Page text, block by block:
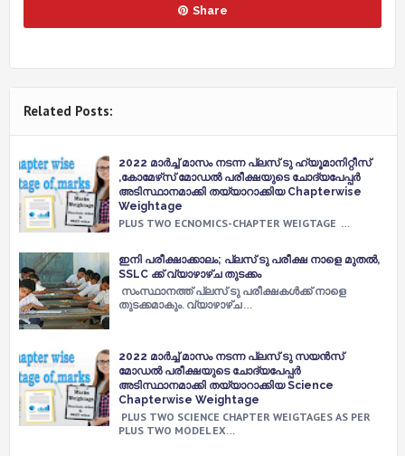
Share
Related Posts:
2022 മാർച്ച് മാസം നടന്ന പ്ലസ് ടു ഹ്യൂമാനിറ്റീസ്
,കോമേഴ്‌സ് മോഡൽ പരീക്ഷയുടെ ചോദ്യപേപ്പർ
അടിസ്ഥാനമാക്കി തയ്യാറാക്കിയ Chapterwise
Weightage
PLUS TWO ECNOMICS-CHAPTER WEIGTAGE …
ഇനി പരീക്ഷാക്കാലം; പ്ലസ് ടു പരീക്ഷ നാളെ മുതല്‍,
SSLC ക്ക് വ്യാഴാഴ്ച തുടക്കം
സംസ്ഥാനത്ത് പ്ലസ് ടു പരീക്ഷകള്‍ക്ക് നാളെ
തുടക്കമാകും. വ്യാഴാഴ്ച …
2022 മാർച്ച് മാസം നടന്ന പ്ലസ് ടു സയൻസ്
മോഡൽ പരീക്ഷയുടെ ചോദ്യപേപ്പർ
അടിസ്ഥാനമാക്കി തയ്യാറാക്കിയ Science
Chapterwise Weightage
PLUS TWO SCIENCE CHAPTER WEIGTAGES AS PER
PLUS TWO MODEL EX…